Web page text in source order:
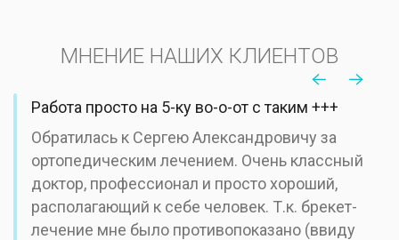
МНЕНИЕ НАШИХ КЛИЕНТОВ
Работа просто на 5-ку во-о-от с таким +++
Обратилась к Сергею Александровичу за
ортопедическим лечением. Очень классный
доктор, профессионал и просто хороший,
располагающий к себе человек. Т.к. брекет-
лечение мне было противопоказано (ввиду